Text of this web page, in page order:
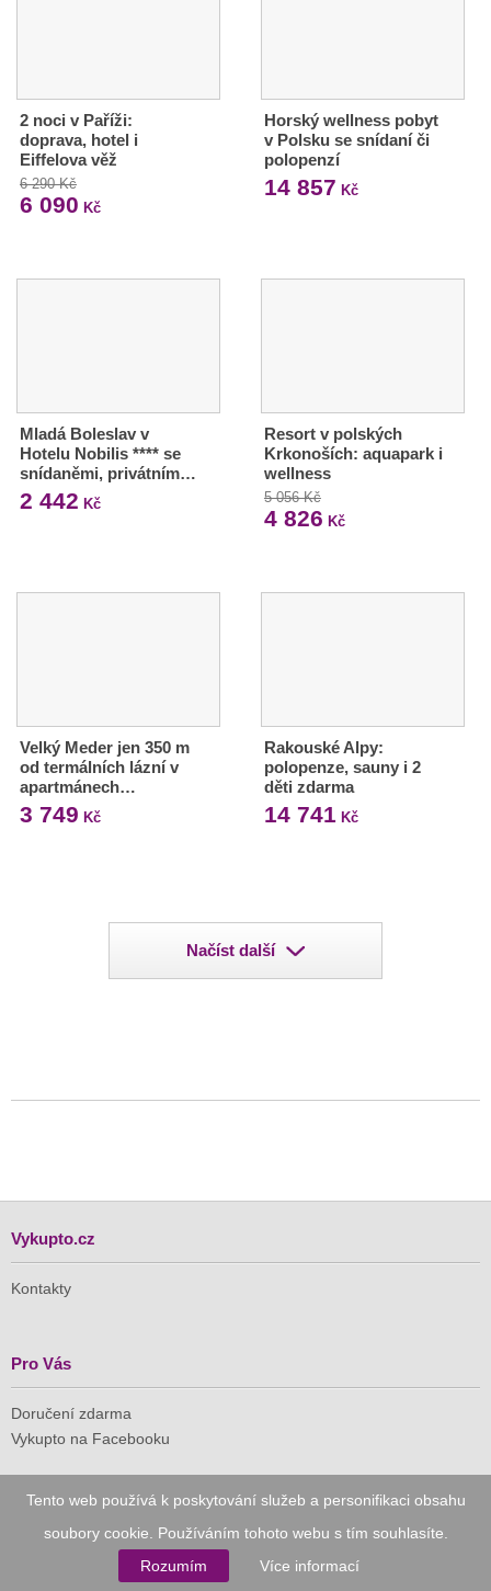
Tento web používá k poskytování služeb a personifikaci obsahu
soubory cookie. Používáním tohoto webu s tím souhlasíte.
Rozumím
Více informací
2 noci v Paříži:
doprava, hotel i
Eiffelova věž
6 290 Kč
6 090 Kč
Horský wellness pobyt
v Polsku se snídaní či
polopenzí
14 857 Kč
Mladá Boleslav v
Hotelu Nobilis **** se
snídaněmi, privátním…
2 442 Kč
Resort v polských
Krkonoších: aquapark i
wellness
5 056 Kč
4 826 Kč
Velký Meder jen 350 m
od termálních lázní v
apartmánech…
3 749 Kč
Rakouské Alpy:
polopenze, sauny i 2
děti zdarma
14 741 Kč
Načíst další
Vykupto.cz
Kontakty
Pro Vás
Doručení zdarma
Vykupto na Facebooku
komerci (APEK)